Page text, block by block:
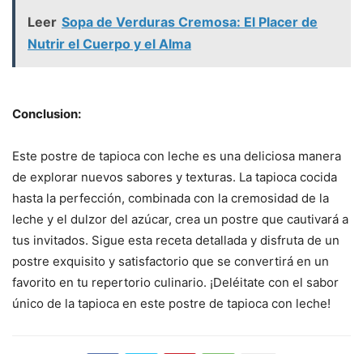
Leer Sopa de Verduras Cremosa: El Placer de
Nutrir el Cuerpo y el Alma
Conclusion:
Este postre de tapioca con leche es una deliciosa manera
de explorar nuevos sabores y texturas. La tapioca cocida
hasta la perfección, combinada con la cremosidad de la
leche y el dulzor del azúcar, crea un postre que cautivará a
tus invitados. Sigue esta receta detallada y disfruta de un
postre exquisito y satisfactorio que se convertirá en un
favorito en tu repertorio culinario. ¡Deléitate con el sabor
único de la tapioca en este postre de tapioca con leche!